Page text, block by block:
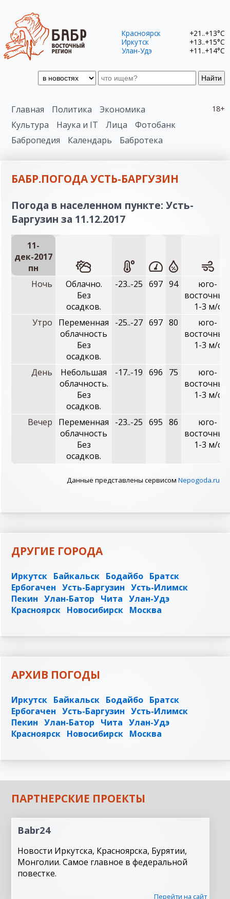
Найти
Красноярск
+21..+13°C
Иркутск
+13..+15°C
Улан-Удэ
+11..+14°C
18+
Главная Политика
Экономика
Культура
Наука и IT Лица
Фотобанк
Бабропедия
Календарь Бабротека
БАБР.ПОГОДА УСТЬ-БАРГУЗИН
Погода в населенном пункте: Усть-
Баргузин за 11.12.2017
11-
дек-2017
пн
Ночь
Облачно.
Без
осадков.
-23..-25 697 94
юго-
1-3 м/с
Утро
Переменная
облачность
Без
осадков.
-25..-27 697 80
юго-
1-3 м/с
День
Небольшая
облачность.
Без
осадков.
-17..-19 696 75
юго-
1-3 м/с
Вечер
Переменная
облачность
Без
осадков.
-23..-25 695 86
юго-
1-3 м/с
Данные представлены сервисом Nepogoda.ru
ДРУГИЕ ГОРОДА
Иркутск Байкальск Бодайбо Братск
Ербогачен Усть-Баргузин Усть-Илимск
Пекин Улан-Батор Чита Улан-Удэ
Красноярск Новосибирск Москва
АРХИВ ПОГОДЫ
Иркутск Байкальск Бодайбо Братск
Ербогачен Усть-Баргузин Усть-Илимск
Пекин Улан-Батор Чита Улан-Удэ
Красноярск Новосибирск Москва
ПАРТНЕРСКИЕ ПРОЕКТЫ
Babr24
Новости Иркутска, Красноярска, Бурятии,
Монголии. Самое главное в федеральной
повестке.
Перейти на сайт